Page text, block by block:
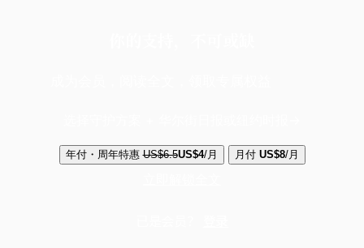
年付・周年特惠 US$6.5US$4/月 月付 US$8/月